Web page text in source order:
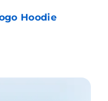
Hoodie